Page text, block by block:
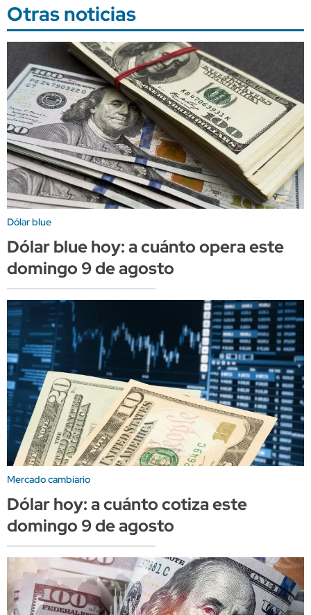
Otras noticias
Dólar blue
Dólar blue hoy: a cuánto opera este
domingo 9 de agosto
Mercado cambiario
Dólar hoy: a cuánto cotiza este
domingo 9 de agosto